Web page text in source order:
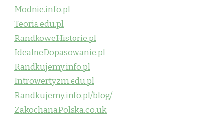
Modnie.info.pl
Teoria.edu.pl
RandkoweHistorie.pl
IdealneDopasowanie.pl
Randkujemy.info.pl
Introwertyzm.edu.pl
Randkujemy.info.pl/blog/
ZakochanaPolska.co.uk